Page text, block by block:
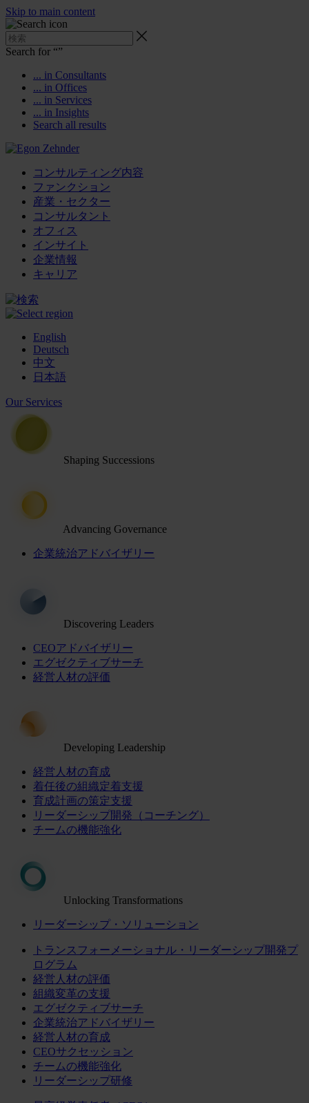
Skip to main content
Search for “”
... in Consultants
... in Offices
... in Services
... in Insights
Search all results
コンサルティング内容
ファンクション
産業・セクター
コンサルタント
オフィス
インサイト
企業情報
キャリア
English
Deutsch
中文
日本語
Our Services
Shaping Successions
Advancing Governance
企業統治アドバイザリー
Discovering Leaders
CEOアドバイザリー
エグゼクティブサーチ
経営人材の評価
Developing Leadership
経営人材の育成
着任後の組織定着支援
育成計画の策定支援
リーダーシップ開発（コーチング）
チームの機能強化
Unlocking Transformations
リーダーシップ・ソリューション
トランスフォーメーショナル・リーダーシップ開発プ
ログラム
経営人材の評価
組織変革の支援
エグゼクティブサーチ
企業統治アドバイザリー
経営人材の育成
CEOサクセッション
チームの機能強化
リーダーシップ研修